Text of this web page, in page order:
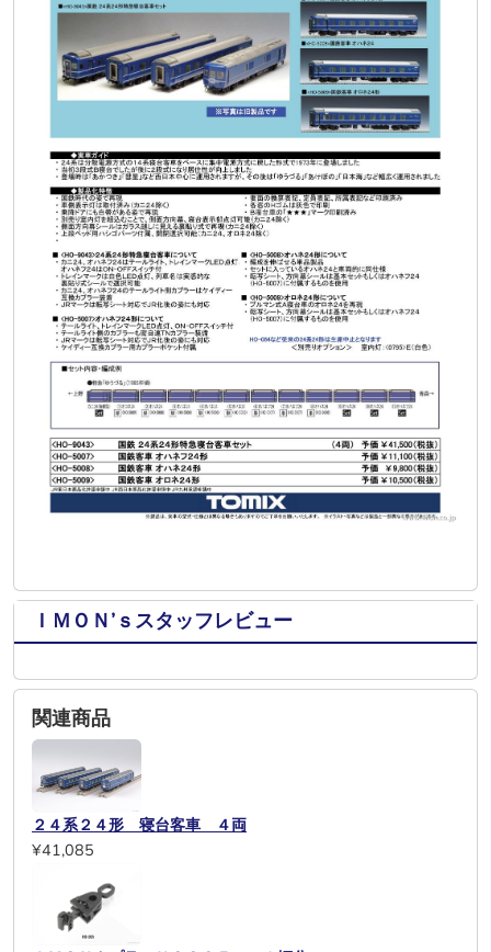
ＩＭＯＮ’ｓスタッフレビュー
関連商品
２４系２４形 寝台客車 ４両
¥41,085